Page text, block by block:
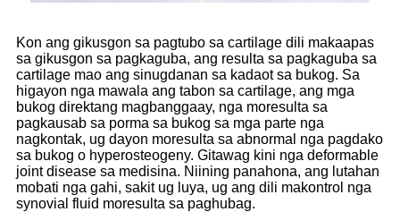
Kon ang gikusgon sa pagtubo sa cartilage dili makaapas
sa gikusgon sa pagkaguba, ang resulta sa pagkaguba sa
cartilage mao ang sinugdanan sa kadaot sa bukog. Sa
higayon nga mawala ang tabon sa cartilage, ang mga
bukog direktang magbanggaay, nga moresulta sa
pagkausab sa porma sa bukog sa mga parte nga
nagkontak, ug dayon moresulta sa abnormal nga pagdako
sa bukog o hyperosteogeny. Gitawag kini nga deformable
joint disease sa medisina. Niining panahona, ang lutahan
mobati nga gahi, sakit ug luya, ug ang dili makontrol nga
synovial fluid moresulta sa paghubag.